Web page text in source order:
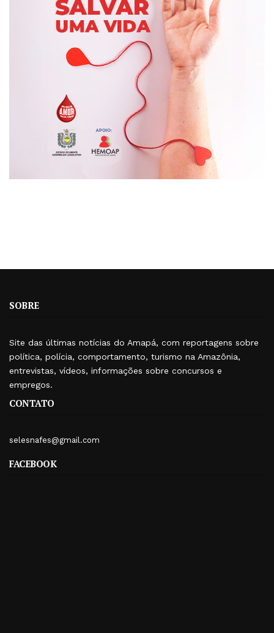
SOBRE
Site das últimas notícias do Amapá, com reportagens sobre
política, polícia, comportamento, turismo na Amazônia,
entrevistas, vídeos, informações sobre concursos e
empregos.
CONTATO
selesnafes@gmail.com
FACEBOOK